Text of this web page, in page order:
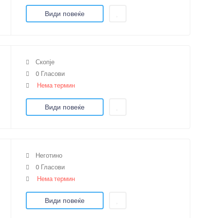
Види повеќе
Скопје
0 Гласови
Нема термин
Види повеќе
Неготино
0 Гласови
Нема термин
Види повеќе